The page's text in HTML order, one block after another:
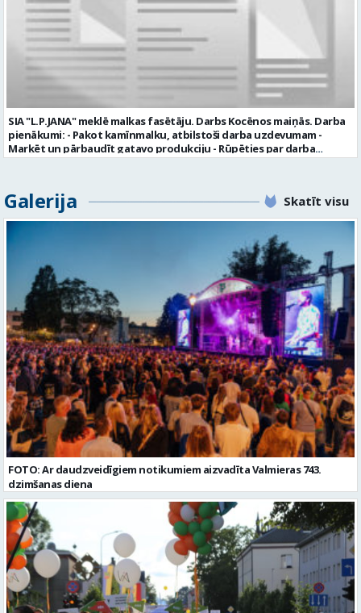
uzsākšanas CV ar norādi vakancei „dispečers Valmierā” iesniegt līdz
2026. gada 21. augustam (ieskaitot): sūtot elektroniski uz info@vtu-
valmiera.lv personīgi SIA „VTU Valmiera”, Reģ.nr. 40003004220,
„Brandeļi”, Brandeļi, Kocēnu pagasts, Valmieras novads, personāla
daļā darba dienās no plkst. 13:00 līdz 16:00. 2 nedēļu laikā pēc
konkursa termiņa beigām sazināsimies ar pretendentiem, kuri tiks
aicināti uz tikšanos klātienē. Informācijai: 29231565 * Iesniegtos
personas datus SIA “VTU VALMIERA” izmantos, lai konkursa kārtībā
noteiktu vakancei atbilstošāko kandidātu. Ja kandidāts vēlas, lai
viņa personas dati tiktu saglabāti SIA “VTU VALMIERA” iekšējā datu
bāzē ar mērķi tos apstrādāt citos SIA “VTU VALMIERA” personāla
atlases konkursos, tad pieteikumā vakancei lūdzam kandidātam
Valmiera, Valmieras nov. Darba laika veids: Summētais darba laiks
Darba veids: Darbinieka amats uz nenoteiktu laiku Slodze: Viena
vesela slodze Darbības joma: Pakalpojumi Pieteikto vietu skaits: 1
Līgums: Darbinieka amats uz nenoteiktu laiku Aktuāla līdz: 2026-08-
21 Kontaktpersona: CV ar norādi vakancei lūdzu sūtīt uz e-pastu
info@vtu-valmiera.lv vai iesniegt personīgi Izglītības līmenis:
Vispārējā vidējā izglītība
SIA "L.P.JANA" meklē malkas fasētāju. Darbs Kocēnos maiņās. Darba
pienākumi: - Pakot kamīnmalku, atbilstoši darba uzdevumam -
Marķēt un pārbaudīt gatavo produkciju - Rūpēties par darba
kvalitāti un kārtību darba vietā Prasības kandidātiem: - Laba fiziskā
padarītā) - Vienmēr laikā izmaksātu algu - Profesionālus un
atbalstošus kolēģus Lūgums CV sūtīt uz e- pastu:
SAIŅOŠANAS OPERATORS Algas izmaksas veids: Laika darba alga
Darba vietas adrese: LATVIJA, Gravas iela 2, Kocēni, Kocēnu pag.,
Valmieras nov. Slodze: Viena vesela slodze Darbības joma: Ražošana
Pieteikto vietu skaits: 2 Aktuāla līdz: 2027-09-07 Darba sākšanas
datums: 2026-08-17 Kontaktpersona: Davids Pavlovs
Galerija Skatīt visu
FOTO: Ar daudzveidīgiem notikumiem aizvadīta Valmieras 743.
dzimšanas diena